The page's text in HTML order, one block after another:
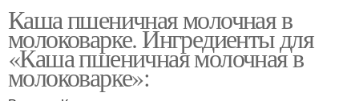
Каша пшеничная молочная в
молоковарке. Ингредиенты для
«Каша пшеничная молочная в
молоковарке»: